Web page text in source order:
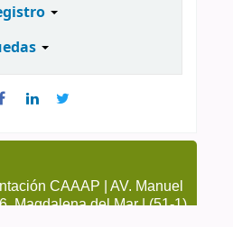
CAAAP | AV. Manuel
Magdalena del Mar | (51-1)